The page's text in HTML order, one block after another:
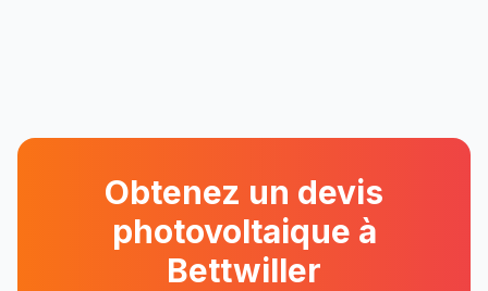
Obtenez un devis
photovoltaique à
Bettwiller